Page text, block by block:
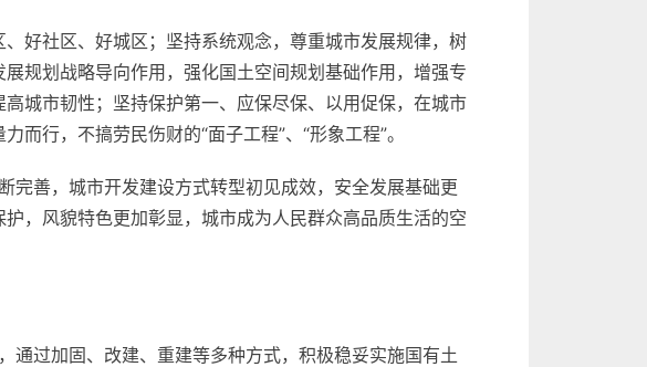
好社区、好城区；坚持系统观念，尊重城市发展规律，树
规划战略导向作用，强化国土空间规划基础作用，增强专
城市韧性；坚持保护第一、应保尽保、以用促保，在城市
行，不搞劳民伤财的“面子工程”、“形象工程”。
善，城市开发建设方式转型初见成效，安全发展基础更
，风貌特色更加彰显，城市成为人民群众高品质生活的空
通过加固、改建、重建等多种方式，积极稳妥实施国有土